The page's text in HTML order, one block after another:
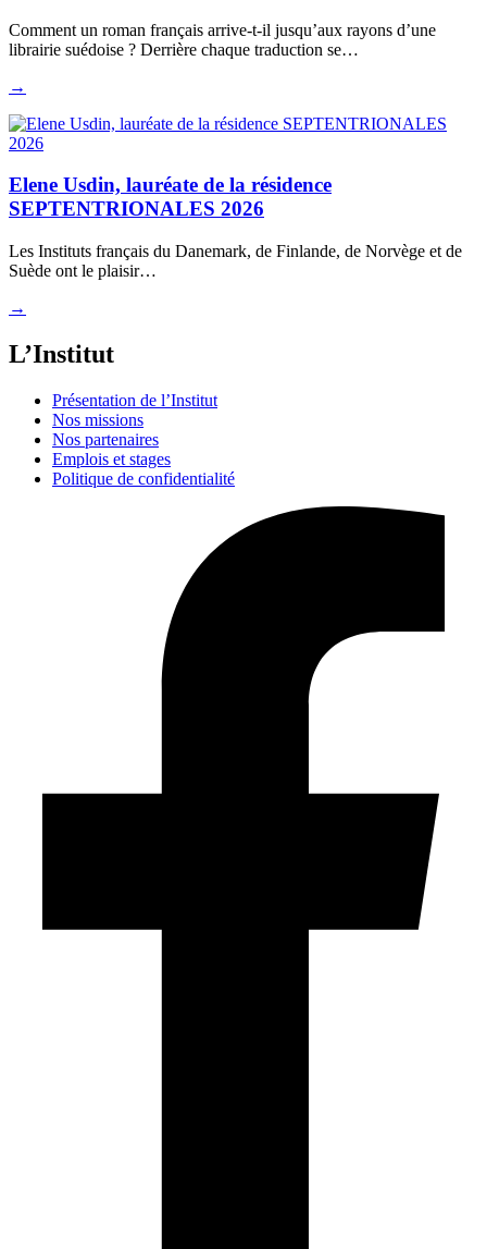
Comment un roman français arrive-t-il jusqu’aux rayons d’une
librairie suédoise ? Derrière chaque traduction se…
→
Elene Usdin, lauréate de la résidence
SEPTENTRIONALES 2026
Les Instituts français du Danemark, de Finlande, de Norvège et de
Suède ont le plaisir…
→
L’Institut
Présentation de l’Institut
Nos missions
Nos partenaires
Emplois et stages
Politique de confidentialité